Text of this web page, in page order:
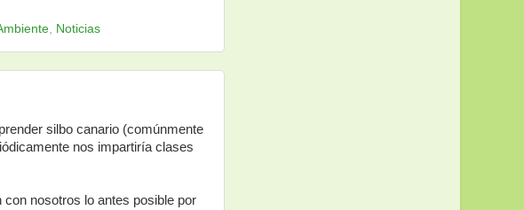
, Noticias
silbo canario (comúnmente
nos impartiría clases
nosotros lo antes posible por